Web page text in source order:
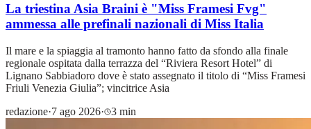
La triestina Asia Braini è "Miss Framesi Fvg"
ammessa alle prefinali nazionali di Miss Italia
Il mare e la spiaggia al tramonto hanno fatto da sfondo alla finale
regionale ospitata dalla terrazza del “Riviera Resort Hotel” di
Lignano Sabbiadoro dove è stato assegnato il titolo di “Miss Framesi
Friuli Venezia Giulia”; vincitrice Asia
redazione·7 ago 2026· 3 min